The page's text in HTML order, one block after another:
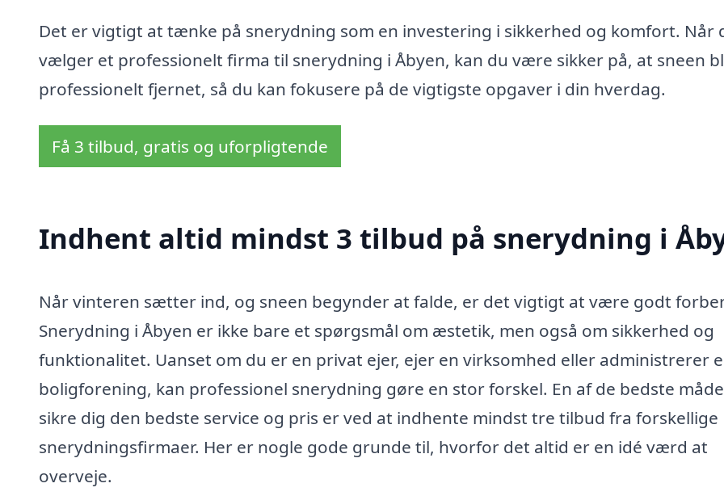
Det er vigtigt at tænke på snerydning som en investering i sikkerhed og komfort. Når
vælger et professionelt firma til snerydning i Åbyen, kan du være sikker på, at sneen
professionelt fjernet, så du kan fokusere på de vigtigste opgaver i din hverdag.
Få 3 tilbud, gratis og uforpligtende
Indhent altid mindst 3 tilbud på snerydning i
Når vinteren sætter ind, og sneen begynder at falde, er det vigtigt at være godt
Snerydning i Åbyen er ikke bare et spørgsmål om æstetik, men også om sikkerhed og
funktionalitet. Uanset om du er en privat ejer, ejer en virksomhed eller administrerer
boligforening, kan professionel snerydning gøre en stor forskel. En af de bedste
sikre dig den bedste service og pris er ved at indhente mindst tre tilbud fra forskellige
snerydningsfirmaer. Her er nogle gode grunde til, hvorfor det altid er en idé værd at
overveje.